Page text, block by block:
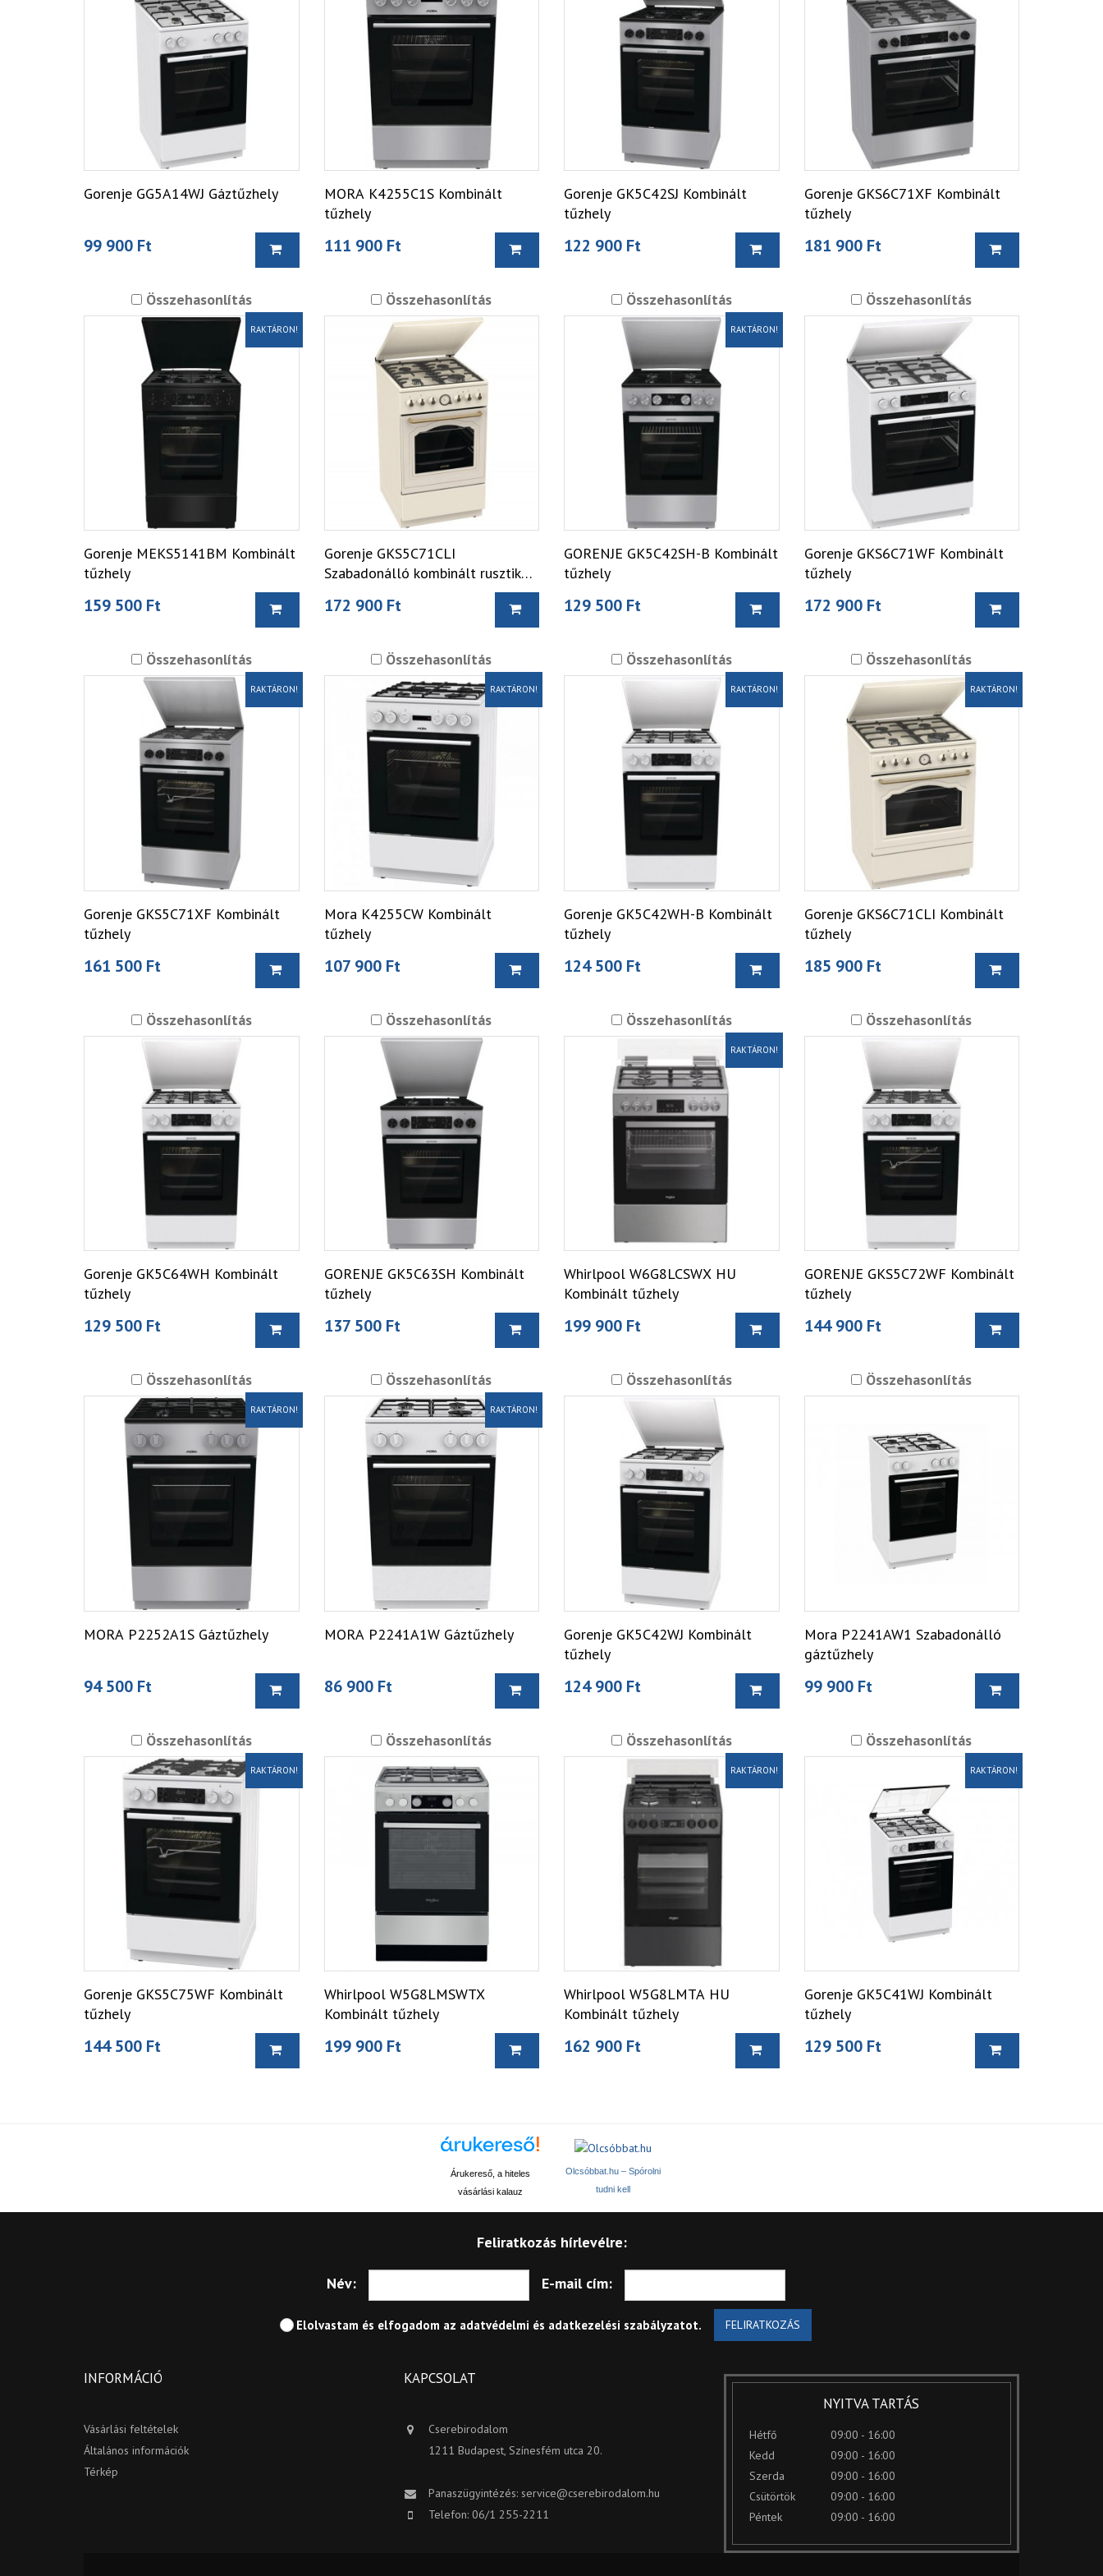
Gorenje GG5A14WJ Gáztűzhely
99 900 Ft
MORA K4255C1S Kombinált
tűzhely
111 900 Ft
Gorenje GK5C42SJ Kombinált
tűzhely
122 900 Ft
Gorenje GKS6C71XF Kombinált
tűzhely
181 900 Ft
Összehasonlítás
RAKTÁRON!
Gorenje MEKS5141BM Kombinált
tűzhely
159 500 Ft
Összehasonlítás
Gorenje GKS5C71CLI
Szabadonálló kombinált rusztikus
172 900 Ft
Összehasonlítás
RAKTÁRON!
GORENJE GK5C42SH-B Kombinált
tűzhely
129 500 Ft
Összehasonlítás
Gorenje GKS6C71WF Kombinált
tűzhely
172 900 Ft
Összehasonlítás
RAKTÁRON!
Gorenje GKS5C71XF Kombinált
tűzhely
161 500 Ft
Összehasonlítás
RAKTÁRON!
Mora K4255CW Kombinált
tűzhely
107 900 Ft
Összehasonlítás
RAKTÁRON!
Gorenje GK5C42WH-B Kombinált
tűzhely
124 500 Ft
Összehasonlítás
RAKTÁRON!
Gorenje GKS6C71CLI Kombinált
tűzhely
185 900 Ft
Összehasonlítás
Gorenje GK5C64WH Kombinált
tűzhely
129 500 Ft
Összehasonlítás
GORENJE GK5C63SH Kombinált
tűzhely
137 500 Ft
Összehasonlítás
RAKTÁRON!
Whirlpool W6G8LCSWX HU
Kombinált tűzhely
199 900 Ft
Összehasonlítás
GORENJE GKS5C72WF Kombinált
tűzhely
144 900 Ft
Összehasonlítás
RAKTÁRON!
MORA P2252A1S Gáztűzhely
94 500 Ft
Összehasonlítás
RAKTÁRON!
MORA P2241A1W Gáztűzhely
86 900 Ft
Összehasonlítás
Gorenje GK5C42WJ Kombinált
tűzhely
124 900 Ft
Összehasonlítás
Mora P2241AW1 Szabadonálló
gáztűzhely
99 900 Ft
Összehasonlítás
RAKTÁRON!
Gorenje GKS5C75WF Kombinált
tűzhely
144 500 Ft
Összehasonlítás
Whirlpool W5G8LMSWTX
Kombinált tűzhely
199 900 Ft
Összehasonlítás
RAKTÁRON!
Whirlpool W5G8LMTA HU
Kombinált tűzhely
162 900 Ft
Összehasonlítás
RAKTÁRON!
Gorenje GK5C41WJ Kombinált
tűzhely
129 500 Ft
Árukereső, a hiteles
vásárlási kalauz
Olcsóbbat.hu – Spórolni
tudni kell
Feliratkozás hírlevélre:
Név: E-mail cím:
Elolvastam és elfogadom az adatvédelmi és adatkezelési szabályzatot. FELIRATKOZÁS
INFORMÁCIÓ
Vásárlási feltételek
Általános információk
Térkép
KAPCSOLAT
Cserebirodalom
1211 Budapest, Színesfém utca 20.
Panaszügyintézés: service@cserebirodalom.hu
Telefon: 06/1 255-2211
NYITVA TARTÁS
Hétfő
09:00 - 16:00
Kedd
09:00 - 16:00
Szerda
09:00 - 16:00
Csütörtök
09:00 - 16:00
Péntek
09:00 - 16:00